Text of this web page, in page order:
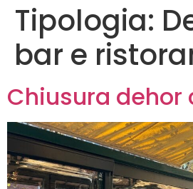
Tipologia:
bar e
Chiusura dehor